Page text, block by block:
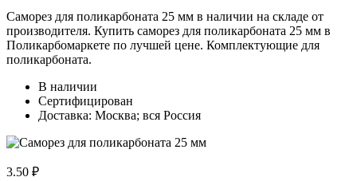
Саморез для поликарбоната 25 мм в наличии на складе от
производителя. Купить саморез для поликарбоната 25 мм в
Поликарбомаркете по лучшей цене. Комплектующие для
поликарбоната.
В наличии
Сертифицирован
Доставка: Москва; вся Россия
3.50 ₽